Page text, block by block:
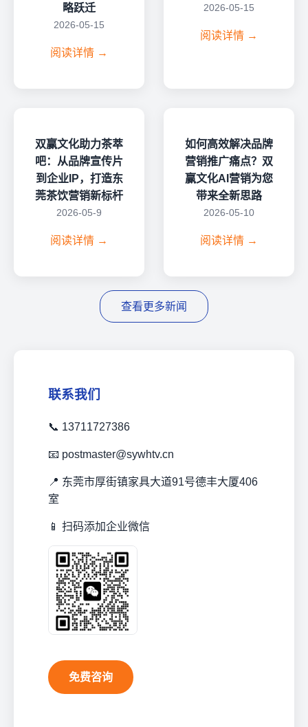
略跃迁
2026-05-15
阅读详情 →
2026-05-15
阅读详情 →
双赢文化助力茶萃
吧：从品牌宣传片
到企业IP，打造东
莞茶饮营销新标杆
2026-05-9
阅读详情 →
如何高效解决品牌
营销推广痛点？双
赢文化AI营销为您
带来全新思路
2026-05-10
阅读详情 →
查看更多新闻
联系我们
📞 13711727386
📧 postmaster@sywhtv.cn
📍 东莞市厚街镇家具大道91号德丰大厦406
室
📱 扫码添加企业微信
免费咨询